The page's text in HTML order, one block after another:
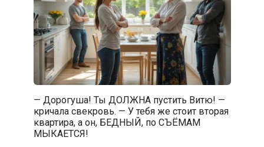
— Дорогуша! Ты ДОЛЖНА пустить Витю! —
кричала свекровь. — У тебя же стоит вторая
квартира, а он, БЕДНЫЙ, по СЪЁМАМ
МЫКАЕТСЯ!